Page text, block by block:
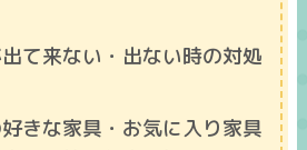
て来ない・出ない時の対処
きな家具・お気に入り家具